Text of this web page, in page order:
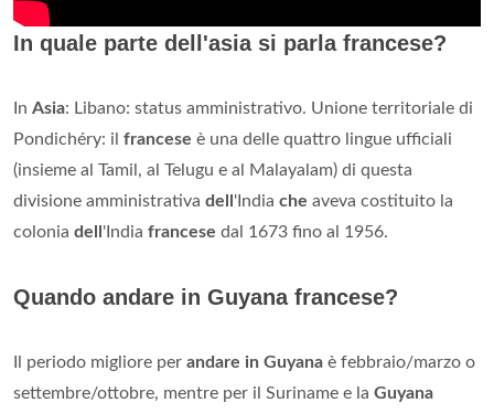
In quale parte dell'asia si parla francese?
In Asia: Libano: status amministrativo. Unione territoriale di
Pondichéry: il francese è una delle quattro lingue ufficiali
(insieme al Tamil, al Telugu e al Malayalam) di questa
divisione amministrativa dell 'India che aveva costituito la
colonia dell 'India francese dal 1673 fino al 1956.
Quando andare in Guyana francese?
Il periodo migliore per andare in Guyana è febbraio/marzo o
settembre/ottobre, mentre per il Suriname e la Guyana